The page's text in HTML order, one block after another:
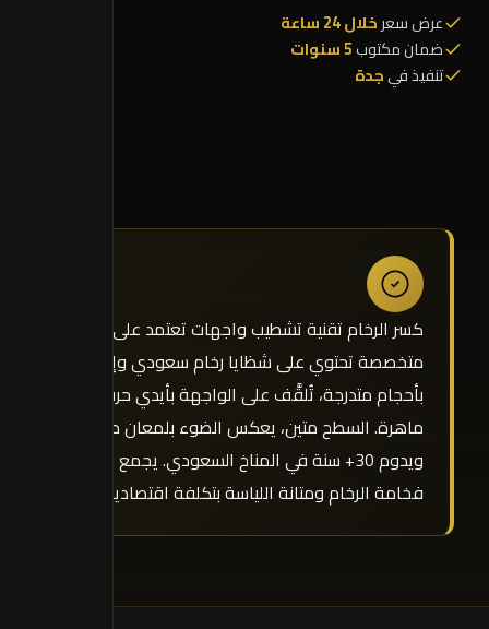
عرض سعرخلال 24 ساعة
ضمان مكتوب5 سنوات
تنفيذ فيجدة
كسر الرخام تقنية تشطيب واجهات تعتمد على لياسة
متخصصة تحتوي على شظايا رخام سعودي وإسباني
بأحجام متدرجة، تُلقَّف على الواجهة بأيدي حرفية
ماهرة. السطح متين، يعكس الضوء بلمعان طبيعي،
ويدوم 30+ سنة في المناخ السعودي. يجمع بين
فخامة الرخام ومتانة اللياسة بتكلفة اقتصادية.